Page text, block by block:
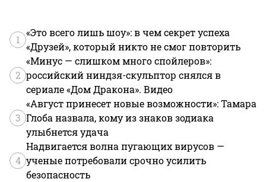
1
«Это всего лишь шоу»: в чем секрет успеха
«Друзей», который никто не смог повторить
2
«Минус — слишком много спойлеров»:
российский ниндзя-скульптор снялся в
сериале «Дом Дракона». Видео
3
«Август принесет новые возможности»: Тамара
Глоба назвала, кому из знаков зодиака
улыбнется удача
4
Надвигается волна пугающих вирусов —
ученые потребовали срочно усилить
безопасность